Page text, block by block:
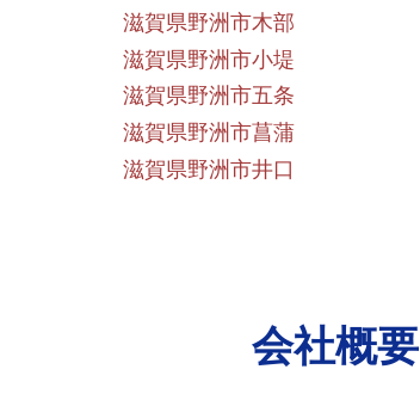
滋賀県野洲市木部
滋賀県野洲市小堤
滋賀県野洲市五条
滋賀県野洲市菖蒲
滋賀県野洲市井口
会社概要